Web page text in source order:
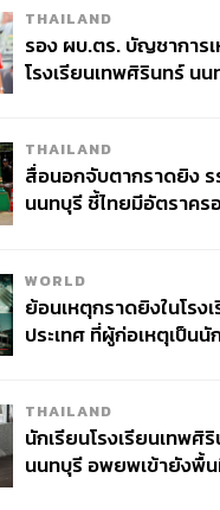
THAILAND
รอง ผบ.ตร. บัญชาการ
โรงเรียนเทพศิรินทร์ น
THAILAND
สื่อนอกจับตากราดยิง ร
นนทบุรี ชี้ไทยมีอัตราคร
WORLD
ย้อนเหตุกราดยิงในโรง
ประเทศ ที่ผู้ก่อเหตุเป็นนั
THAILAND
นักเรียนโรงเรียนเทพศิ
นนทบุรี อพยพเข้ายังพื้